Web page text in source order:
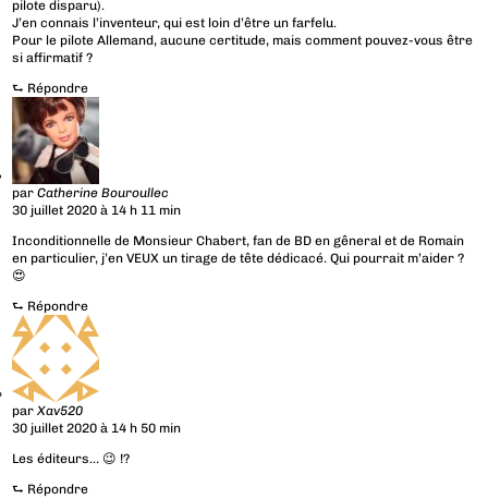
pilote disparu).
J’en connais l’inventeur, qui est loin d’être un farfelu.
Pour le pilote Allemand, aucune certitude, mais comment pouvez-vous être
si affirmatif ?
⮑ Répondre
parCatherine Bouroullec
30 juillet 2020 à 14 h 11 min
Inconditionnelle de Monsieur Chabert, fan de BD en gêneral et de Romain
en particulier, j’en VEUX un tirage de tête dédicacé. Qui pourrait m’aider ?
😍
⮑ Répondre
parXav520
30 juillet 2020 à 14 h 50 min
Les éditeurs… 😉 !?
⮑ Répondre